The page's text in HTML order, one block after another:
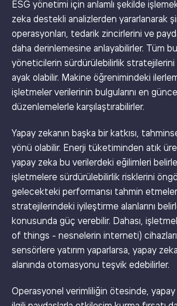
ESG yönetimi için anlamlı şekilde
zeka destekli analizlerden yararlanarak
operasyonları, tedarik zincirlerini ve
daha derinlemesine anlayabilirler. Tüm
yöneticilerin sürdürülebilirlik
ayak olabilir. Makine öğrenimindeki
işletmeler verilerinin bulgularını en
düzenlemelerle karşılaştırabilirler.
Yapay zekanın başka bir katkısı,
yönü olabilir. Enerji tüketiminden atık
yapay zeka bu verilerdeki eğilimleri
işletmelere sürdürülebilirlik risklerini
gelecekteki performansı tahmin
stratejilerindeki iyileştirme alanlarını
konusunda güç verebilir. Dahası,
of things - nesnelerin interneti)
sensörlere yatırım yaparlarsa, yapay
alanında otomasyonu teşvik edebilirler.
Operasyonel verimliliğin ötesinde,